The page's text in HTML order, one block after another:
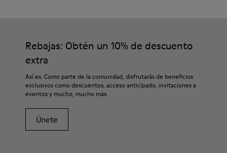
Plantilla OrthoLite® Recycled™
Forro
adecuados para el cuidado del calzado los protegerá y
garantizará que duren más tiempo.
Si deseas obtener información detallada sobre cómo cuidar de
tu par, visita nuestraGuía para el cuidado del calzado.
Rebajas: Obtén un 10% de descuento
extra
Así es. Como parte de la comunidad, disfrutarás de beneficios
exclusivos como descuentos, acceso anticipado, invitaciones a
eventos y mucho, mucho más.
Únete